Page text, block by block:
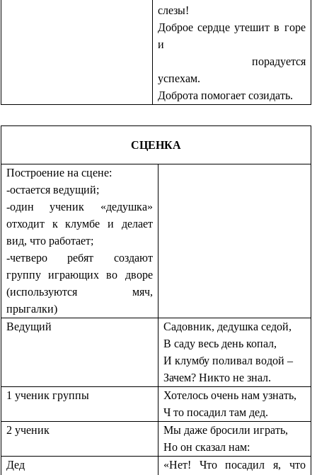
слезы!
Доброе сердце утешит в горе
и
порадуется
успехам.
Доброта помогает созидать.
СЦЕНКА
Построение на сцене:
-остается ведущий;
-один ученик «дедушка»
отходит к клумбе и делает
вид, что работает;
-четверо ребят создают
группу играющих во дворе
(используются мяч,
прыгалки)
Ведущий
Садовник, дедушка седой,
В саду весь день копал,
И клумбу поливал водой –
Зачем? Никто не знал.
1 ученик группы
Хотелось очень нам узнать,
Ч то посадил там дед.
2 ученик
Мы даже бросили играть,
Но он сказал нам:
Дед
«Нет! Что посадил я, что